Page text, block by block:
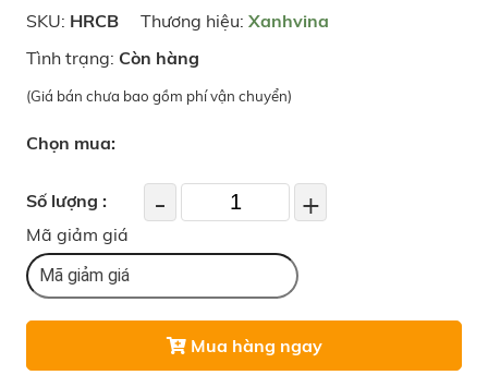
SKU: HRCB Thương hiệu: Xanhvina
Tình trạng: Còn hàng
(Giá bán chưa bao gồm phí vận chuyển)
Chọn mua:
Số lượng : - +
Mã giảm giá
Mua hàng ngay